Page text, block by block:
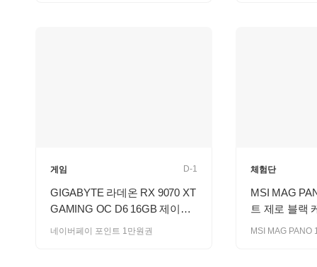
게임 D-1
GIGABYTE 라데온 RX 9070 XT
GAMING OC D6 16GB 제이씨
현 룰렛!
네이버페이 포인트 1만원권
체험단
MSI MAG
트 제로 블랙